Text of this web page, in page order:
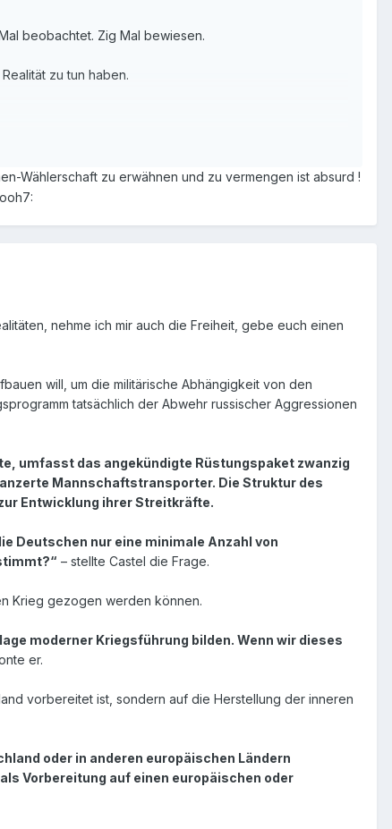
beobachtet. Zig Mal bewiesen.
zu tun haben.
Wählerschaft zu erwähnen und zu vermengen ist absurd !
nehme ich mir auch die Freiheit, gebe euch einen
will, um die militärische Abhängigkeit von den
tatsächlich der Abwehr russischer Aggressionen
umfasst das angekündigte Rüstungspaket zwanzig
Mannschaftstransporter. Die Struktur des
Entwicklung ihrer Streitkräfte.
Deutschen nur eine minimale Anzahl von
– stellte Castel die Frage.
Krieg gezogen werden können.
moderner Kriegsführung bilden. Wenn wir dieses
er.
vorbereitet ist, sondern auf die Herstellung der inneren
oder in anderen europäischen Ländern
Vorbereitung auf einen europäischen oder